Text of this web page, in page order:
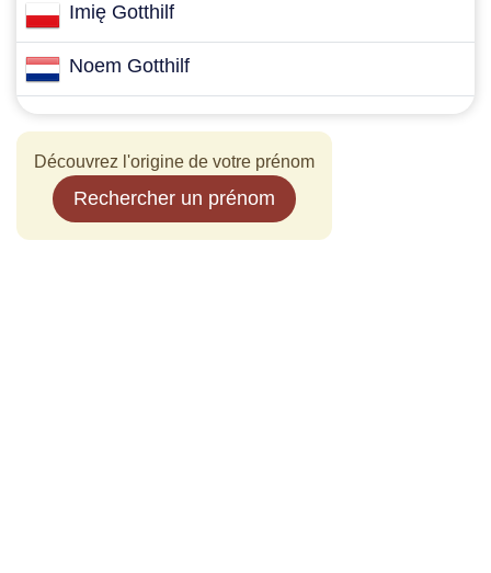
Imię Gotthilf
Noem Gotthilf
Découvrez l'origine de votre prénom
Rechercher un prénom